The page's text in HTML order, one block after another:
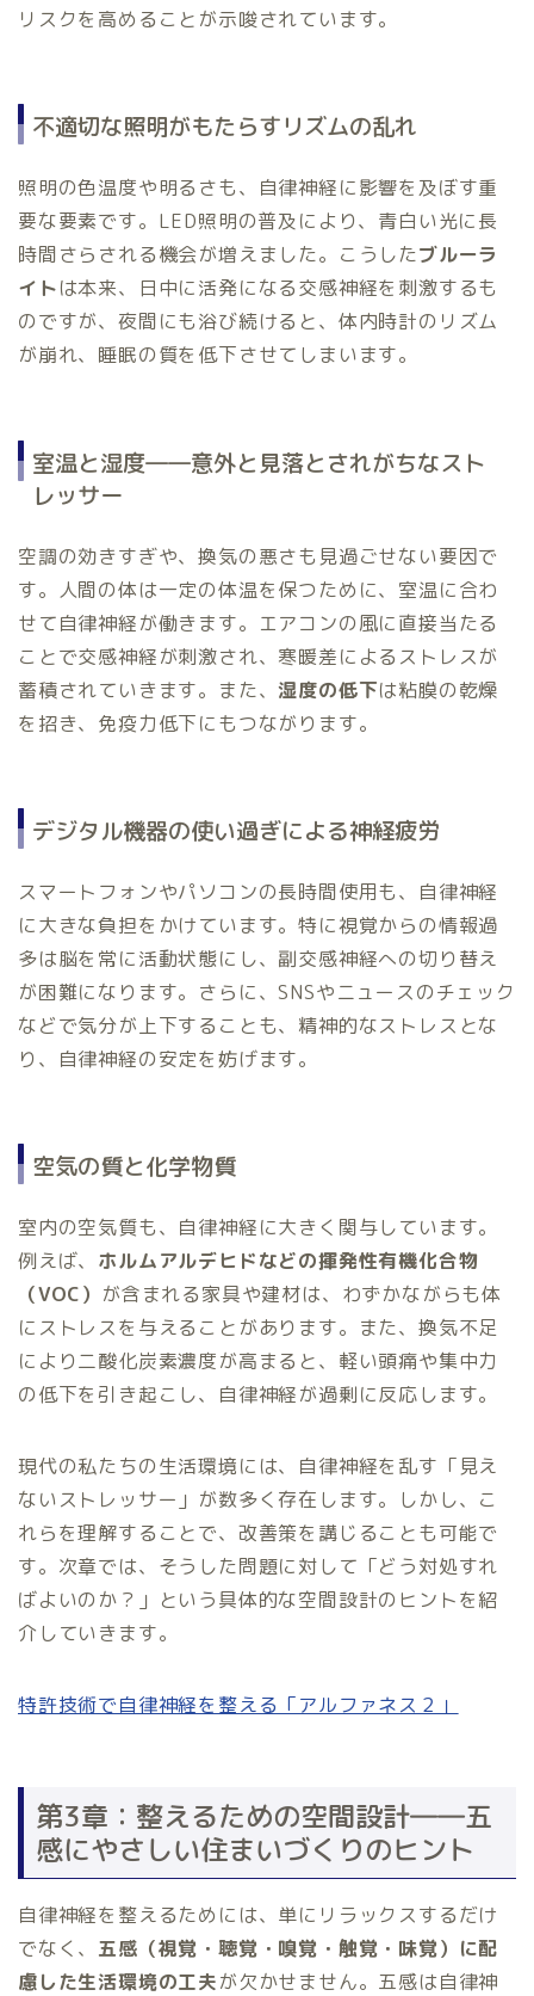
リスクを高めることが示唆されています。
不適切な照明がもたらすリズムの乱れ
照明の色温度や明るさも、自律神経に影響を及ぼす重
要な要素です。LED照明の普及により、青白い光に長
時間さらされる機会が増えました。こうしたブルーラ
イトは本来、日中に活発になる交感神経を刺激するも
のですが、夜間にも浴び続けると、体内時計のリズム
が崩れ、睡眠の質を低下させてしまいます。
室温と湿度――意外と見落とされがちなスト
レッサー
空調の効きすぎや、換気の悪さも見過ごせない要因で
す。人間の体は一定の体温を保つために、室温に合わ
せて自律神経が働きます。エアコンの風に直接当たる
ことで交感神経が刺激され、寒暖差によるストレスが
蓄積されていきます。また、湿度の低下は粘膜の乾燥
を招き、免疫力低下にもつながります。
デジタル機器の使い過ぎによる神経疲労
スマートフォンやパソコンの長時間使用も、自律神経
に大きな負担をかけています。特に視覚からの情報過
多は脳を常に活動状態にし、副交感神経への切り替え
が困難になります。さらに、SNSやニュースのチェック
などで気分が上下することも、精神的なストレスとな
り、自律神経の安定を妨げます。
空気の質と化学物質
室内の空気質も、自律神経に大きく関与しています。
例えば、 ホルムアルデヒドなどの揮発性有機化合物
（VOC） が含まれる家具や建材は、わずかながらも体
にストレスを与えることがあります。また、換気不足
により二酸化炭素濃度が高まると、軽い頭痛や集中力
の低下を引き起こし、自律神経が過剰に反応します。
現代の私たちの生活環境には、自律神経を乱す「見え
ないストレッサー」が数多く存在します。しかし、こ
れらを理解することで、改善策を講じることも可能で
す。次章では、そうした問題に対して「どう対処すれ
ばよいのか？」という具体的な空間設計のヒントを紹
介していきます。
特許技術で自律神経を整える「アルファネス２」
第3章：整えるための空間設計――五
感にやさしい住まいづくりのヒント
自律神経を整えるためには、単にリラックスするだけ
でなく、 五感（視覚・聴覚・嗅覚・触覚・味覚）に配
慮した生活環境の工夫が欠かせません。五感は自律神